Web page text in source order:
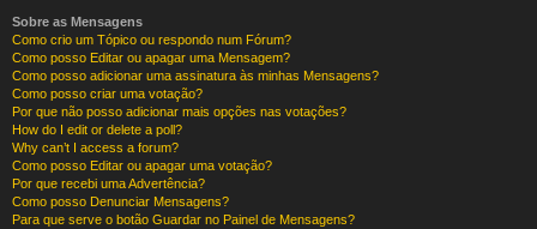
Sobre as Mensagens
Como crio um Tópico ou respondo num Fórum?
Como posso Editar ou apagar uma Mensagem?
Como posso adicionar uma assinatura às minhas Mensagens?
Como posso criar uma votação?
Por que não posso adicionar mais opções nas votações?
How do I edit or delete a poll?
Why can’t I access a forum?
Como posso Editar ou apagar uma votação?
Por que recebi uma Advertência?
Como posso Denunciar Mensagens?
Para que serve o botão Guardar no Painel de Mensagens?